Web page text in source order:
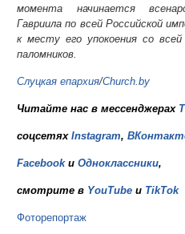
момента начинается
Гавриила по всей Российской
к месту его упокоения со
паломников.
Слуцкая епархия/Church.by
Читайте нас в мессенджерах
соцсетях Instagram,
Facebookи Одноклассники,
смотрите в YouTube и TikTok
Фоторепортаж